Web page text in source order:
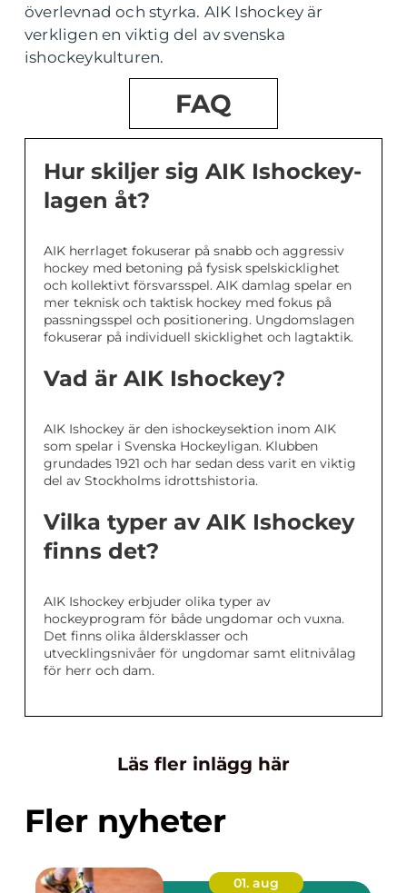
överlevnad och styrka. AIK Ishockey är
verkligen en viktig del av svenska
ishockeykulturen.
FAQ
Hur skiljer sig AIK Ishockey-
lagen åt?
AIK herrlaget fokuserar på snabb och aggressiv
hockey med betoning på fysisk spelskicklighet
och kollektivt försvarsspel. AIK damlag spelar en
mer teknisk och taktisk hockey med fokus på
passningsspel och positionering. Ungdomslagen
fokuserar på individuell skicklighet och lagtaktik.
Vad är AIK Ishockey?
AIK Ishockey är den ishockeysektion inom AIK
som spelar i Svenska Hockeyligan. Klubben
grundades 1921 och har sedan dess varit en viktig
del av Stockholms idrottshistoria.
Vilka typer av AIK Ishockey
finns det?
AIK Ishockey erbjuder olika typer av
hockeyprogram för både ungdomar och vuxna.
Det finns olika åldersklasser och
utvecklingsnivåer för ungdomar samt elitnivålag
för herr och dam.
Läs fler inlägg här
Fler nyheter
01. aug